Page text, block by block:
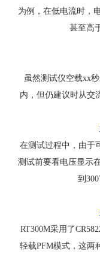
为例，在低电流时，
甚至高
虽然测试仪空载xx
内，但仍建议时从交
在测试过程中，由于
测试前要看电压显示
到
RT300M采用了
轻载PFM模式，这两